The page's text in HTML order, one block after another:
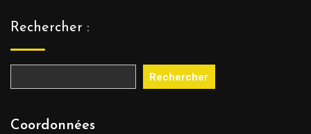
Rechercher :
Rechercher
Coordonnées